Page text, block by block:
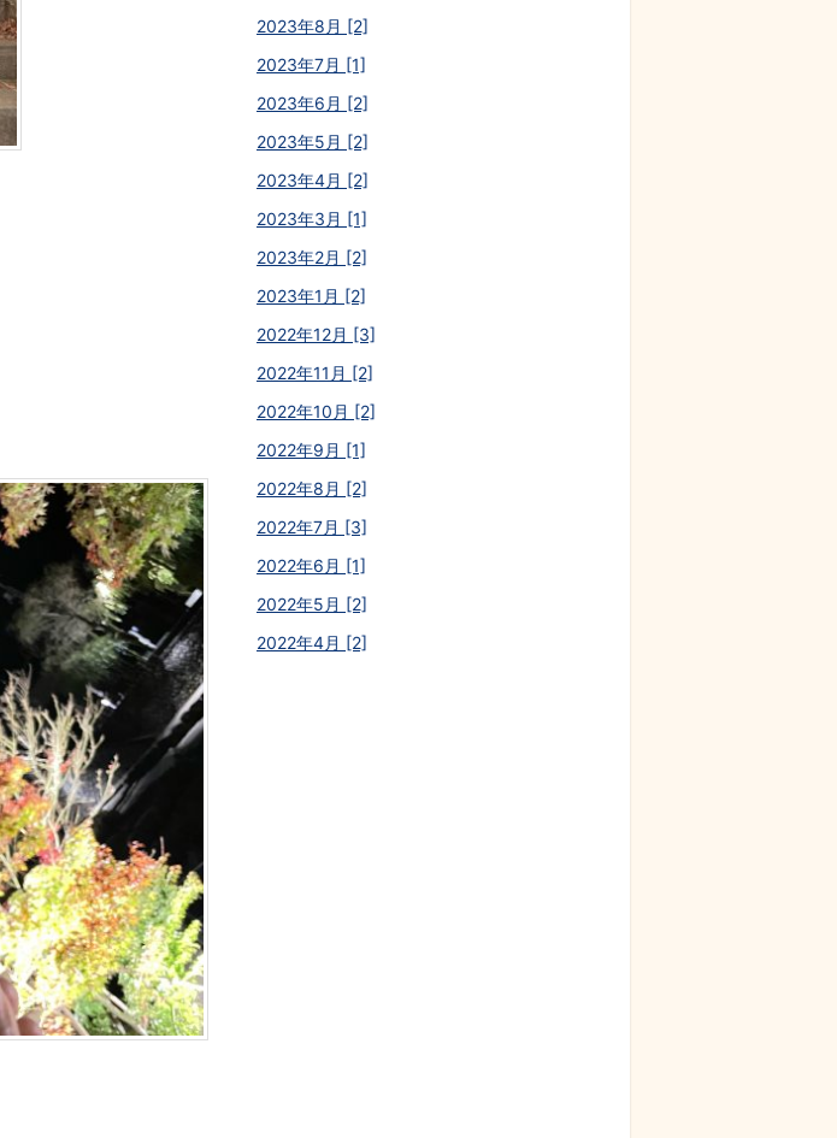
2023年8月 [2]
2023年7月 [1]
2023年6月 [2]
2023年5月 [2]
2023年4月 [2]
2023年3月 [1]
2023年2月 [2]
2023年1月 [2]
2022年12月 [3]
2022年11月 [2]
2022年10月 [2]
2022年9月 [1]
2022年8月 [2]
2022年7月 [3]
2022年6月 [1]
2022年5月 [2]
2022年4月 [2]